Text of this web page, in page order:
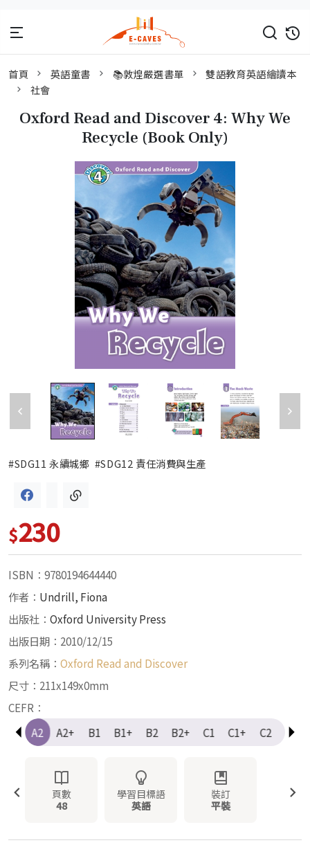
首頁 英語童書 📚敦煌嚴選書單
雙語教育英語繪讀本
社會
Oxford Read and Discover 4: Why We
Recycle (Book Only)
#SDG11 永續城鄉 #SDG12 責任消費與生產
$230
ISBN：9780194644440
作者： Undrill, Fiona
出版社： Oxford University Press
出版日期：2010/12/15
系列名稱： Oxford Read and Discover
尺寸：211x149x0mm
CEFR：
A1+
A2 A2+ B1 B1+ B2 B2+ C1 C1+ C2
頁數
48
學習目標語
英語
裝訂
平裝